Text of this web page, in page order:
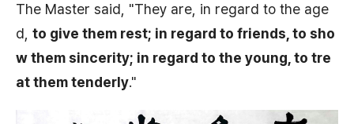
The Master said, "They are, in regard to the age
d, to give them rest; in regard to friends, to sho
w them sincerity; in regard to the young, to tre
at them tenderly."